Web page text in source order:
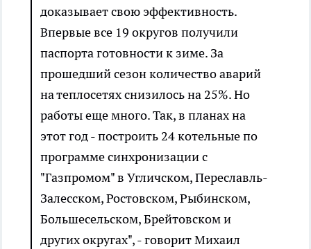
доказывает свою эффективность.
Впервые все 19 округов получили
паспорта готовности к зиме. За
прошедший сезон количество аварий
на теплосетях снизилось на 25%. Но
работы еще много. Так, в планах на
этот год - построить 24 котельные по
программе синхронизации с
"Газпромом" в Угличском, Переславль-
Залесском, Ростовском, Рыбинском,
Большесельском, Брейтовском и
других округах", - говорит Михаил